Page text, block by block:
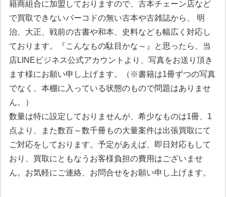
籍商組合に加盟しておりますので、古本チェーン店など
で買取できないバーコドの無い古本や古雑誌から、 明
治、大正、戦前の古書や和本、史料なども幅広く対応し
ております。『こんなもの駄目かな～』と思ったら、当
店LINEビジネス公式アカウントより、写真をお送り頂き
ます様にお願い申し上げます。（※書籍は1冊ずつの写真
でなく、本棚に入っている状態のもので問題はありませ
ん。）
数量は特に設定しておりませんが、希少なものは1冊、1
点より、また数百～数千冊もの大量案件は出張買取にて
ご対応をしております。予定があえば、即日対応もして
おり、買取にともなうお客様負担の費用はございませ
ん。お気軽にご連絡、お問合せをお願い申し上げます。